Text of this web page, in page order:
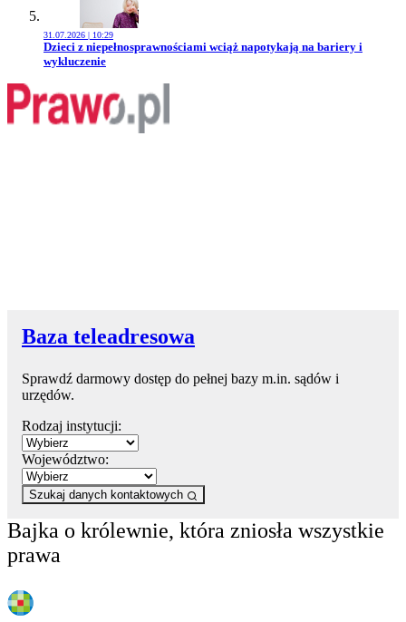
31.07.2026 | 10:29
Przejdź do artykułu:
Dzieci z niepełnosprawnościami wciąż napotykają na bariery i
wykluczenie
Baza teleadresowa
Sprawdź darmowy dostęp do pełnej bazy m.in. sądów i
urzędów.
Rodzaj instytucji:
Województwo:
Szukaj danych kontaktowych
Bajka o królewnie, która zniosła wszystkie
prawa